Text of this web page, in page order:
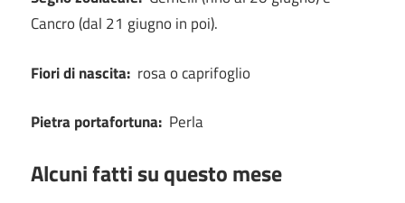
Cancro (dal 21 giugno in poi).
Fiori di nascita: rosa o caprifoglio
Pietra portafortuna: Perla
Alcuni fatti su questo mese